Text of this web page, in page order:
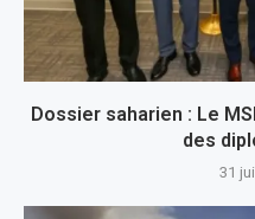
Dossier saharien : Le
des
31